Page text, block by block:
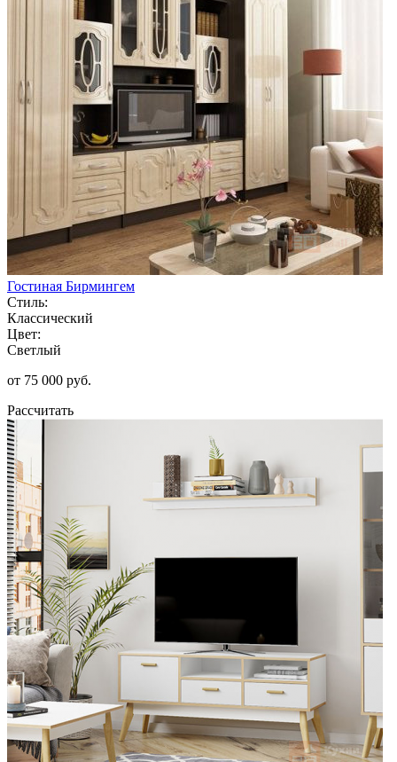
Гостиная Бирмингем
Стиль:
Классический
Цвет:
Светлый
от 75 000 руб.
Рассчитать